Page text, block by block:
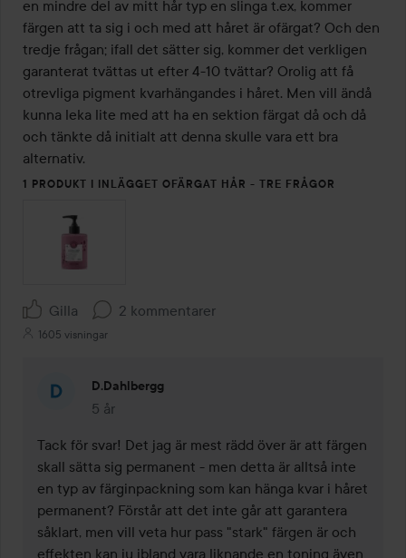
en mindre del av mitt hår typ en slinga t.ex, kommer
färgen att ta sig i och med att håret är ofärgat? Och den
tredje frågan; ifall det sätter sig, kommer det verkligen
garanterat tvättas ut efter 4-10 tvättar? Orolig att få
otrevliga pigment kvarhängandes i håret. Men vill ändå
kunna leka lite med att ha en sektion färgat då och då
och tänkte då initialt att denna skulle vara ett bra
1 PRODUKT I INLÄGGET OFÄRGAT HÅR - TRE FRÅGOR
Gilla 2 kommentarer
1605 visningar
D.dahlbergg
5 år
Kommentaren lades 5 år
Tack för svar! Det jag är mest rädd över är att färgen
skall sätta sig permanent - men detta är alltså inte
en typ av färginpackning som kan hänga kvar i håret
permanent? Förstår att det inte går att garantera
såklart, men vill veta hur pass "stark" färgen är och
effekten kan ju ibland vara liknande en toning även